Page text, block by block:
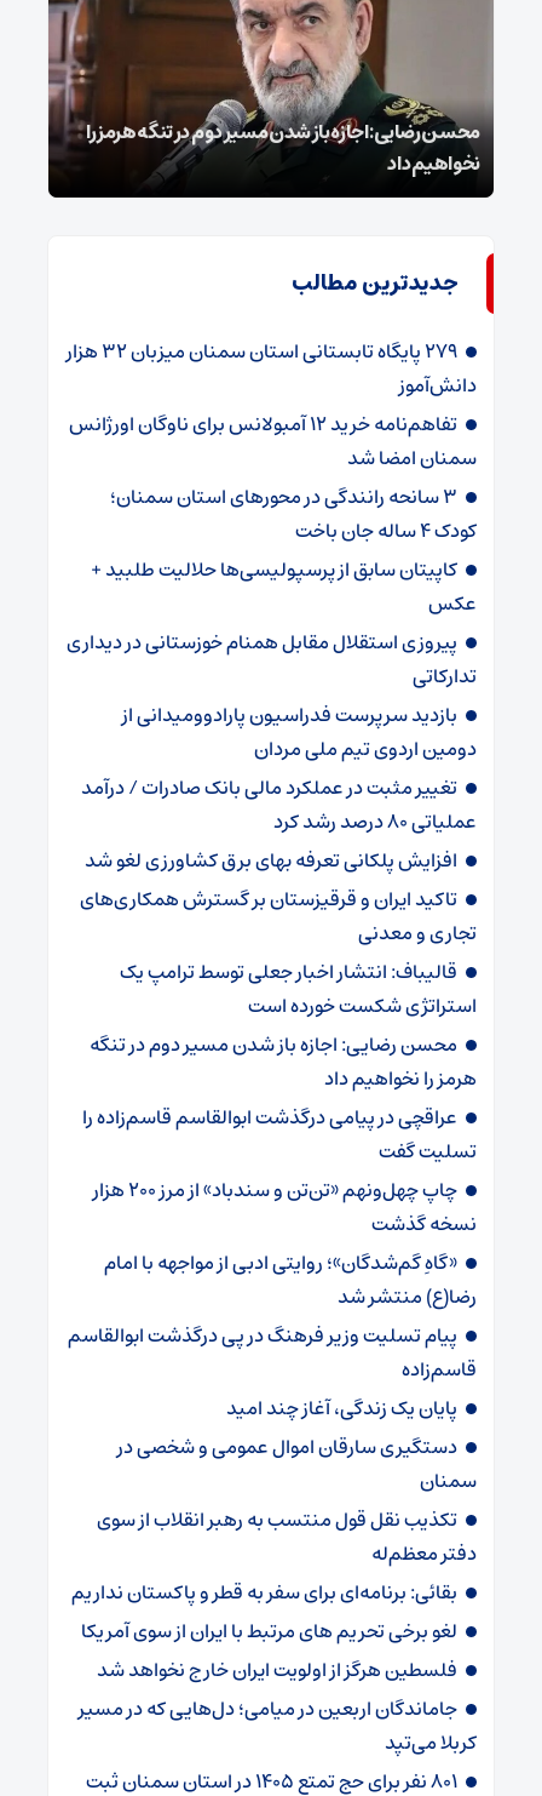
محسن رضایی: اجازه باز شدن مسیر دوم در تنگه هرمز را
نخواهیم داد
جدیدترین مطالب
۲۷۹ پایگاه تابستانی استان سمنان میزبان ۳۲ هزار
دانش‌آموز
تفاهم‌نامه خرید ۱۲ آمبولانس برای ناوگان اورژانس
سمنان امضا شد
۳ سانحه رانندگی در محورهای استان سمنان؛
کودک ۴ ساله جان باخت
کاپیتان سابق از پرسپولیسی‌ها حلالیت طلبید +
عکس
پیروزی استقلال مقابل همنام خوزستانی در دیداری
تدارکاتی
بازدید سرپرست فدراسیون پارادوومیدانی از
دومین اردوی تیم ملی مردان
تغییر مثبت در عملکرد مالی بانک صادرات / درآمد
عملیاتی ۸۰ درصد رشد کرد
افزایش پلکانی تعرفه بهای برق کشاورزی لغو شد
تاکید ایران و قرقیزستان بر گسترش همکاری‌های
تجاری و معدنی
قالیباف: انتشار اخبار جعلی توسط ترامپ یک
استراتژی شکست خورده است
محسن رضایی: اجازه باز شدن مسیر دوم در تنگه
هرمز را نخواهیم داد
عراقچی در پیامی درگذشت ابوالقاسم قاسم‌زاده را
تسلیت گفت
چاپ چهل‌ونهم «تن‌تن و سندباد» از مرز ۲۰۰ هزار
نسخه گذشت
«گاهِ گم‌شدگان»؛ روایتی ادبی از مواجهه با امام
رضا(ع) منتشر شد
پیام تسلیت وزیر فرهنگ در پی درگذشت ابوالقاسم
قاسم‌زاده
پایان یک زندگی، آغاز چند امید
دستگیری سارقان اموال عمومی و شخصی در
سمنان
تکذیب نقل قول منتسب به رهبر انقلاب از سوی
دفتر معظم‌له
بقائی: برنامه‌ای برای سفر به قطر و پاکستان نداریم
لغو برخی تحریم های مرتبط با ایران از سوی آمریکا
فلسطین هرگز از اولویت ایران خارج نخواهد شد
جاماندگان اربعین در میامی؛ دل‌هایی که در مسیر
کربلا می‌تپد
۸۰۱ نفر برای حج تمتع ۱۴۰۵ در استان سمنان ثبت